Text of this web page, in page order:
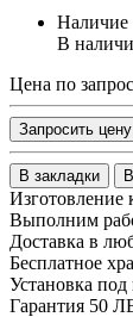
Наличие
В
Цена по
Запросить цену
В закладки
Изготовление
Выполним
Доставка в
Бесплатное
Установка под
Гарантия 50